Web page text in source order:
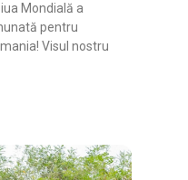
Mondială a
pentru
Visul nostru